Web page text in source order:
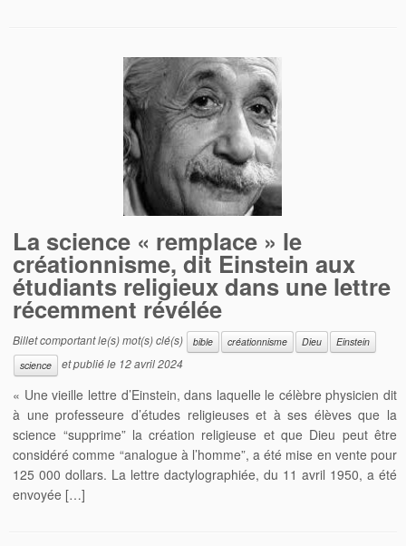
La science « remplace » le
créationnisme, dit Einstein aux
étudiants religieux dans une lettre
récemment révélée
Billet comportant le(s) mot(s) clé(s) bible créationnisme Dieu
Einstein
science
et publié le 12 avril 2024
« Une vieille lettre d’Einstein, dans laquelle le célèbre physicien dit
à une professeure d’études religieuses et à ses élèves que la
science “supprime” la création religieuse et que Dieu peut être
considéré comme “analogue à l’homme”, a été mise en vente pour
125 000 dollars. La lettre dactylographiée, du 11 avril 1950, a été
envoyée […]